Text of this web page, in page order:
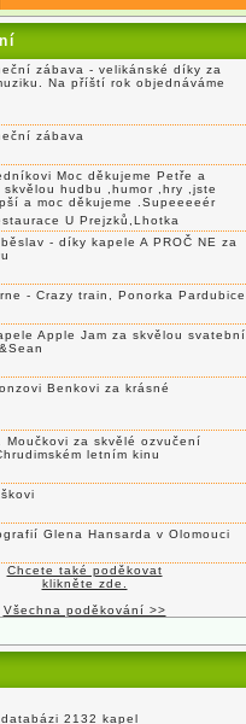
zábava - velikánské díky za
Na příští rok objednáváme
zábava
Moc děkujeme Petře a
skvělou hudbu ,humor ,hry ,jste
a moc děkujeme .Supeeeeér
U Prejzků,Lhotka
- díky kapele A PROČ NE za
- Crazy train, Ponorka Pardubice
Apple Jam za skvělou svatební
Benkovi za krásné
Moučkovi za skvělé ozvučení
letním kinu
Glena Hansarda v Olomouci
Chcete také poděkovat
klikněte zde.
Všechna poděkování >>
2132 kapel